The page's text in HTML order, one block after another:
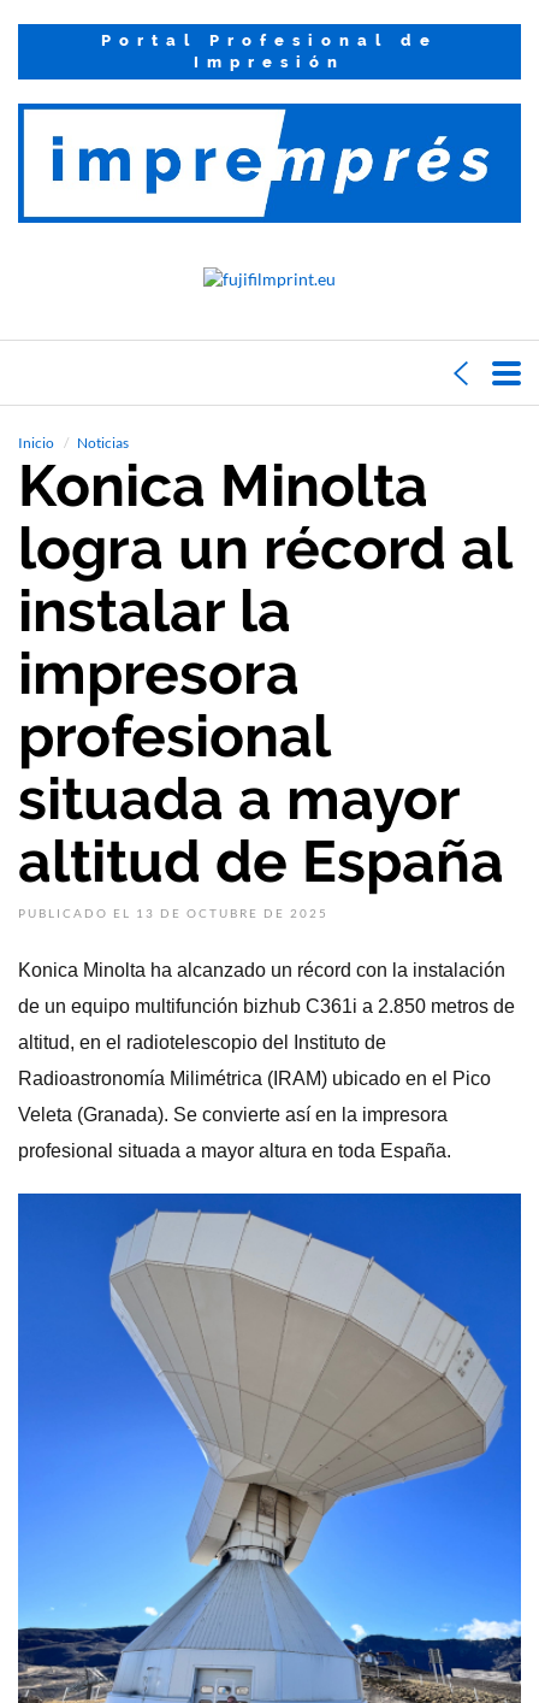
Portal Profesional de
Impresión
Inicio Noticias
Konica Minolta
logra un récord al
instalar la
impresora
profesional
situada a mayor
altitud de España
PUBLICADO EL 13 DE OCTUBRE DE 2025
Konica Minolta ha alcanzado un récord con la instalación
de un equipo multifunción bizhub C361i a 2.850 metros de
altitud, en el radiotelescopio del Instituto de
Radioastronomía Milimétrica (IRAM) ubicado en el Pico
Veleta (Granada). Se convierte así en la impresora
profesional situada a mayor altura en toda España.